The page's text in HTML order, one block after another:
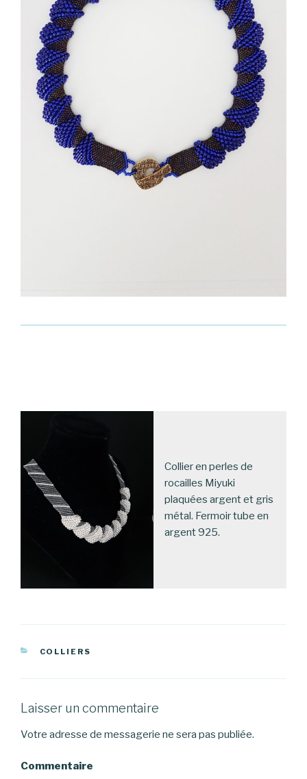
Collier en perles de
rocailles Miyuki
plaquées argent et gris
métal. Fermoir tube en
argent 925.
CATÉGORIES
COLLIERS
Laisser un commentaire
Votre adresse de messagerie ne sera pas publiée.
Commentaire